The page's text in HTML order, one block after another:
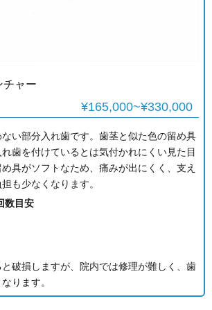
チャー
¥165,000~¥330,000
い部分入れ歯です。歯茎と似た色の留め具
歯を付けているとは気付かれにくい見た目
具がソフトなため、痛みが出にくく、支え
も少なくなります。
数目安
破損しますが、院内では修理が難しく、歯
ります。